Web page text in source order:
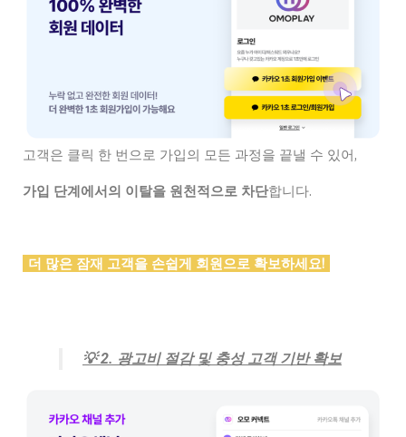
고객은 클릭 한 번으로 가입의 모든 과정을 끝낼 수 있어,
가입 단계에서의 이탈을 원천적으로 차단합니다.
더 많은 잠재 고객을 손쉽게 회원으로 확보하세요!
💡2. 광고비 절감 및 충성 고객 기반 확보